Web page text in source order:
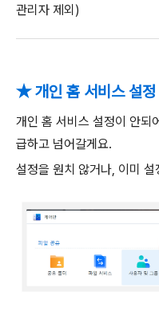
관리자 제외)
★ 개인 홈 서비스 설정
개인 홈 서비스 설정이 안되
급하고 넘어갈게요.
설정을 원치 않거나, 이미